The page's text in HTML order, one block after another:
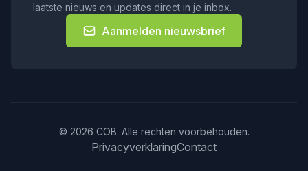
laatste nieuws en updates direct in je inbox.
Aanmelden nieuwsbrief
© 2026 COB. Alle rechten voorbehouden.
PrivacyverklaringContact